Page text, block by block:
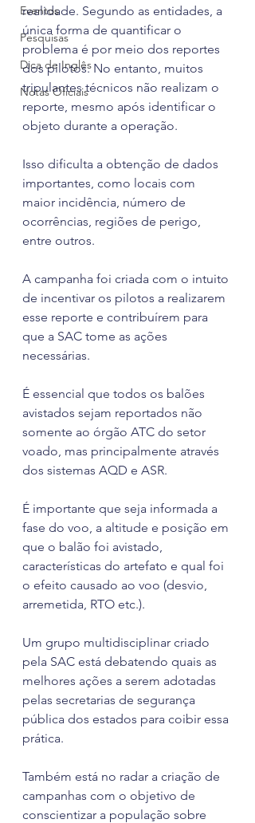
Eventos
Pesquisas
Dica de Inglês
Notas Oficiais
realidade. Segundo as entidades, a
única forma de quantificar o
problema é por meio dos reportes
dos pilotos. No entanto, muitos
tripulantes técnicos não realizam o
reporte, mesmo após identificar o
objeto durante a operação.
Isso dificulta a obtenção de dados
importantes, como locais com
maior incidência, número de
ocorrências, regiões de perigo,
entre outros.
A campanha foi criada com o intuito
de incentivar os pilotos a realizarem
esse reporte e contribuírem para
que a SAC tome as ações
necessárias.
É essencial que todos os balões
avistados sejam reportados não
somente ao órgão ATC do setor
voado, mas principalmente através
dos sistemas AQD e ASR.
É importante que seja informada a
fase do voo, a altitude e posição em
que o balão foi avistado,
características do artefato e qual foi
o efeito causado ao voo (desvio,
arremetida, RTO etc.).
Um grupo multidisciplinar criado
pela SAC está debatendo quais as
melhores ações a serem adotadas
pelas secretarias de segurança
pública dos estados para coibir essa
prática.
Também está no radar a criação de
campanhas com o objetivo de
conscientizar a população sobre